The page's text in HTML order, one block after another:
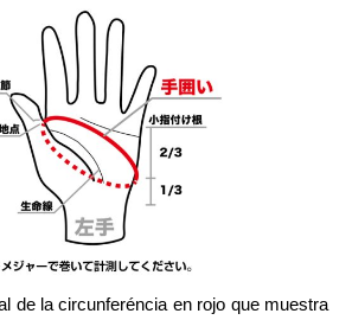
de la circunferéncia en rojo que muestra